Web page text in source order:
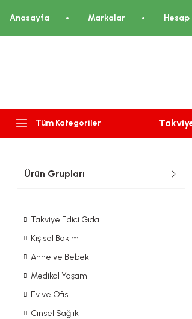
Anasayfa Markalar Hesap
Tüm Kategoriler
Ürün Grupları
Takviye Edici Gıda
Kişisel Bakım
Anne ve Bebek
Medikal Yaşam
Ev ve Ofis
Cinsel Sağlık